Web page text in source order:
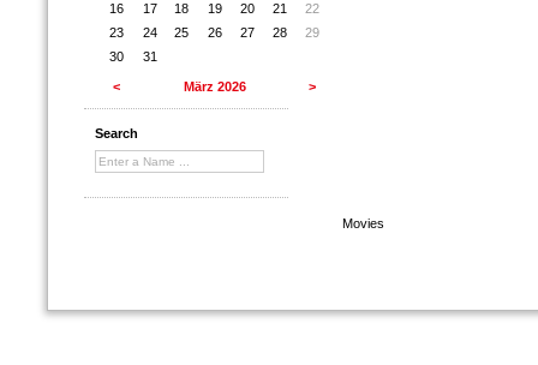
16
17 18 19 20 21
22
23
24 25 26 27 28
29
30
31
< März 2026 >
Search
Movies